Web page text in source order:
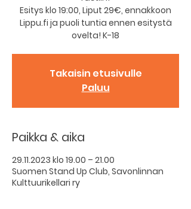
Esitys klo 19:00, Liput 29€, ennakkoon
Lippu.fi ja puoli tuntia ennen esitystä
ovelta! K-18
Takaisin etusivulle
Paluu
Paikka & aika
29.11.2023 klo 19.00 – 21.00
Suomen Stand Up Club, Savonlinnan
Kulttuurikellari ry